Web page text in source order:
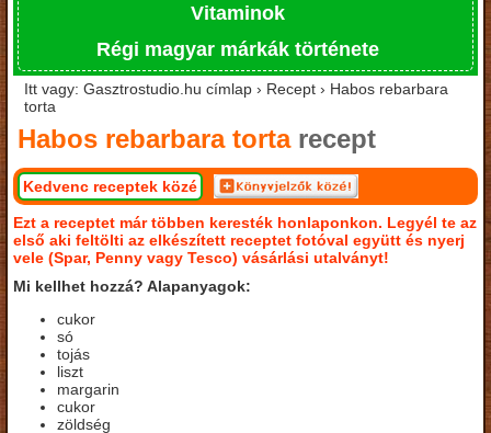
Vitaminok
Régi magyar márkák története
Itt vagy: Gasztrostudio.hu címlap › Recept › Habos rebarbara
torta
Habos rebarbara tortarecept
Kedvenc receptek közé
Ezt a receptet már többen keresték honlaponkon. Legyél te az
első aki feltölti az elkészített receptet fotóval együtt és nyerj
vele (Spar, Penny vagy Tesco) vásárlási utalványt!
Mi kellhet hozzá? Alapanyagok:
cukor
só
tojás
liszt
margarin
cukor
zöldség